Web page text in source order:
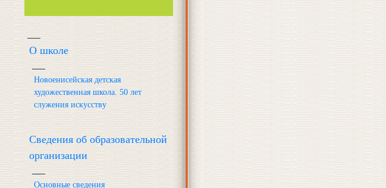
О школе
Новоенисейская детская
художественная школа. 50 лет
служения искусству
Сведения об образовательной
организации
Основные сведения